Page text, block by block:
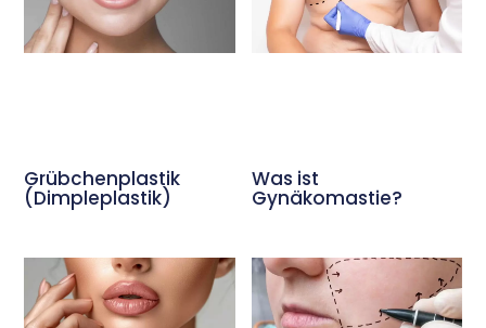
Grübchenplastik
(Dimpleplastik)
Was ist
Gynäkomastie?